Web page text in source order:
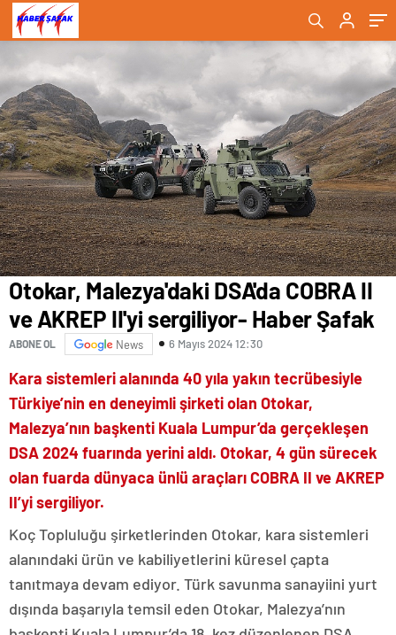
Otokar, Malezya'daki DSA'da COBRA II
ve AKREP II'yi sergiliyor- Haber Şafak
ABONE OL News 6 Mayıs 2024 12:30
Kara sistemleri alanında 40 yıla yakın tecrübesiyle
Türkiye’nin en deneyimli şirketi olan Otokar,
Malezya’nın başkenti Kuala Lumpur’da gerçekleşen
DSA 2024 fuarında yerini aldı. Otokar, 4 gün sürecek
olan fuarda dünyaca ünlü araçları COBRA II ve AKREP
II’yi sergiliyor.
Koç Topluluğu şirketlerinden Otokar, kara sistemleri
alanındaki ürün ve kabiliyetlerini küresel çapta
tanıtmaya devam ediyor. Türk savunma sanayiini yurt
dışında başarıyla temsil eden Otokar, Malezya’nın
Şafak
gelecek"- Haber Şafak